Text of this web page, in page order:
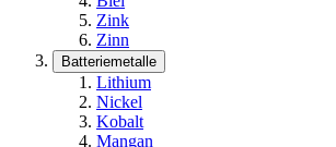
Zink
Zinn
Batteriemetalle
Lithium
Nickel
Kobalt
Mangan